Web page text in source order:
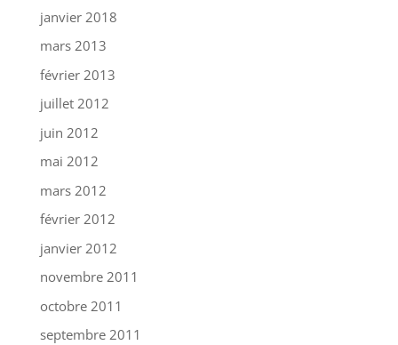
janvier 2018
mars 2013
février 2013
juillet 2012
juin 2012
mai 2012
mars 2012
février 2012
janvier 2012
novembre 2011
octobre 2011
septembre 2011